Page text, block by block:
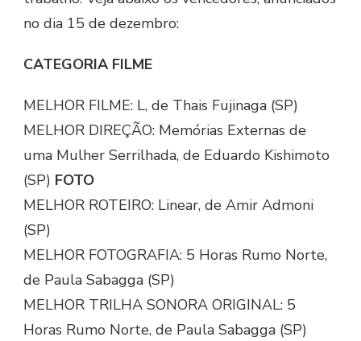
no dia 15 de dezembro:
CATEGORIA FILME
MELHOR FILME: L, de Thais Fujinaga (SP)
MELHOR DIREÇÃO: Memórias Externas de
uma Mulher Serrilhada, de Eduardo Kishimoto
(SP) FOTO
MELHOR ROTEIRO: Linear, de Amir Admoni
(SP)
MELHOR FOTOGRAFIA: 5 Horas Rumo Norte,
de Paula Sabagga (SP)
MELHOR TRILHA SONORA ORIGINAL: 5
Horas Rumo Norte, de Paula Sabagga (SP)